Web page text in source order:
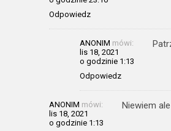
Odpowiedz
ANONIM mówi:
lis 18, 2021
o godzinie 1:13
Odpowiedz
ANONIM mówi:
lis 18, 2021
o godzinie 1:13
Niewiem